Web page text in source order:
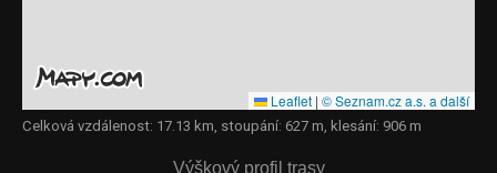
Leaflet | © Seznam.cz a.s. a další
Celková vzdálenost: 17.13 km, stoupání: 627 m, klesání: 906 m
Výškový profil trasy